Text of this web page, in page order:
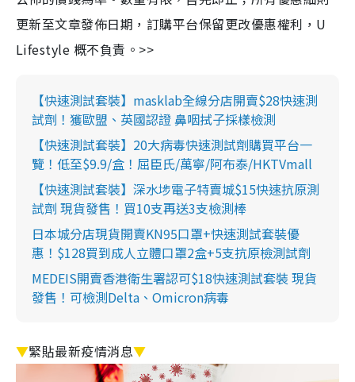
更新至文章發佈日期，訂購平台保留更改優惠權利，U
Lifestyle 概不負責。>>
【快速測試套裝】masklab全線分店開賣$28快速測
試劑！獲歐盟、英國認證 鼻咽拭子採樣檢測
【快速測試套裝】20大病毒快速測試劑購買平台一
覽！低至$9.9/盒！屈臣氏/萬寧/阿布泰/HKTVmall
【快速測試套裝】深水埗電子特賣城$15快速抗原測
試劑 現貨發售！買10支再送3支檢測棒
日本城分店現貨開賣KN95口罩+快速測試套裝優
惠！$128買到成人立體口罩2盒+5支抗原檢測試劑
MEDEIS開賣香港衛生署認可$18快速測試套裝 現貨
發售！可檢測Delta、Omicron病毒
▼緊貼最新疫情消息▼